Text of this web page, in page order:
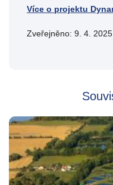
Více o projektu
Zveřejněno: 9. 4. 2025